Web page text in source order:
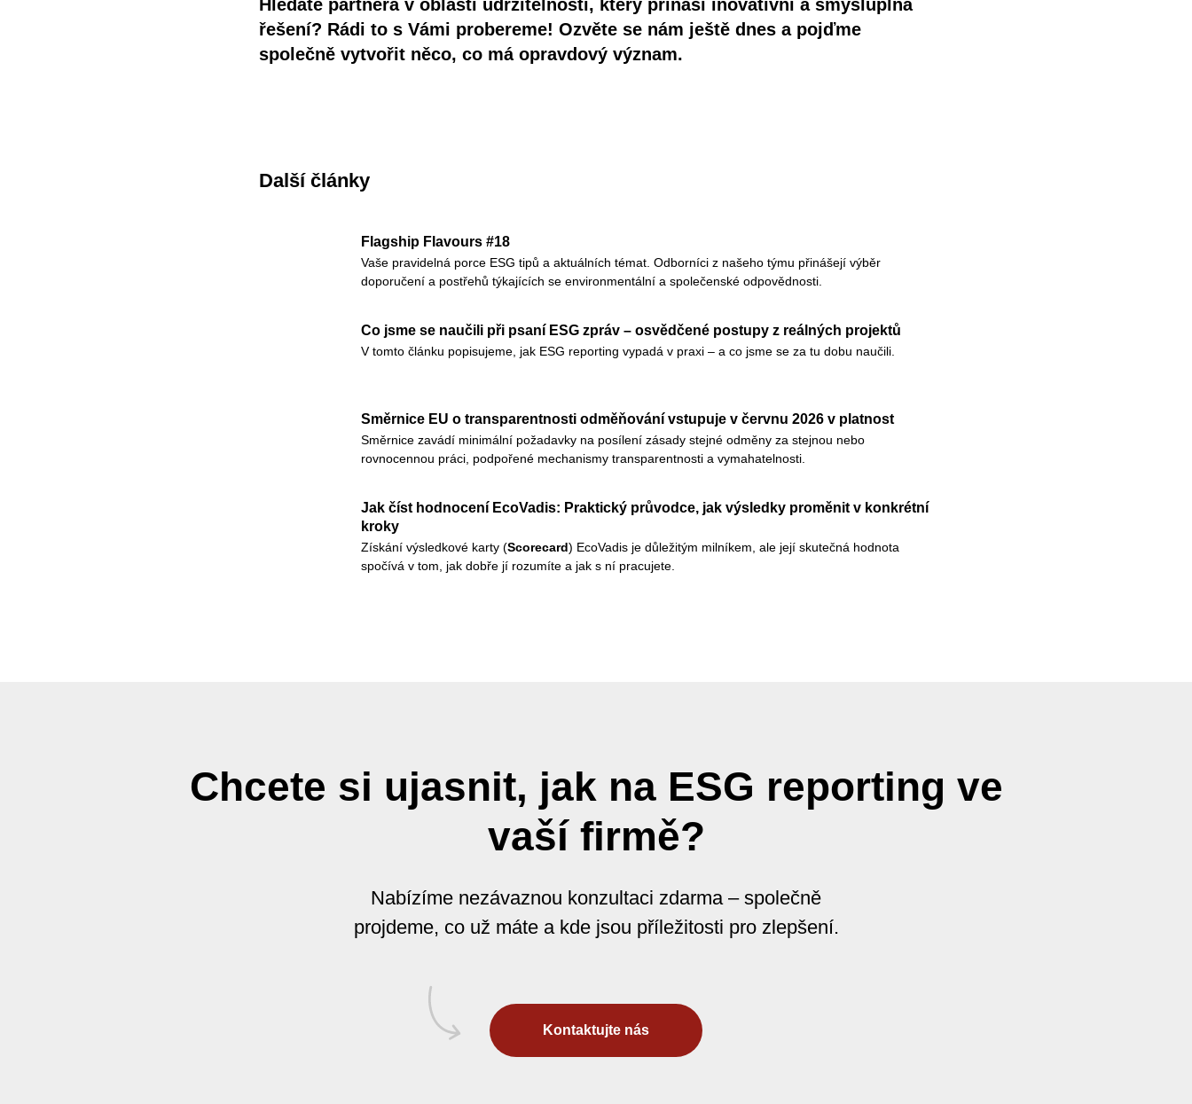
Hledáte partnera v oblasti udržitelnosti, který přináší inovativní a smysluplná
řešení? Rádi to s Vámi probereme! Ozvěte se nám ještě dnes a pojďme
společně vytvořit něco, co má opravdový význam.
Další články
Flagship Flavours #18
Vaše pravidelná porce ESG tipů a aktuálních témat. Odborníci z našeho týmu přinášejí výběr
doporučení a postřehů týkajících se environmentální a společenské odpovědnosti.
Co jsme se naučili při psaní ESG zpráv – osvědčené postupy z reálných projektů
V tomto článku popisujeme, jak ESG reporting vypadá v praxi – a co jsme se za tu dobu naučili.
Směrnice EU o transparentnosti odměňování vstupuje v červnu 2026 v platnost
Směrnice zavádí minimální požadavky na posílení zásady stejné odměny za stejnou nebo
rovnocennou práci, podpořené mechanismy transparentnosti a vymahatelnosti.
Jak číst hodnocení EcoVadis: Praktický průvodce, jak výsledky proměnit v konkrétní
kroky
Získání výsledkové karty (Scorecard) EcoVadis je důležitým milníkem, ale její skutečná hodnota
spočívá v tom, jak dobře jí rozumíte a jak s ní pracujete.
Chcete si ujasnit, jak na ESG reporting ve
vaší firmě?
Nabízíme nezávaznou konzultaci zdarma – společně
projdeme, co už máte a kde jsou příležitosti pro zlepšení.
Kontaktujte nás